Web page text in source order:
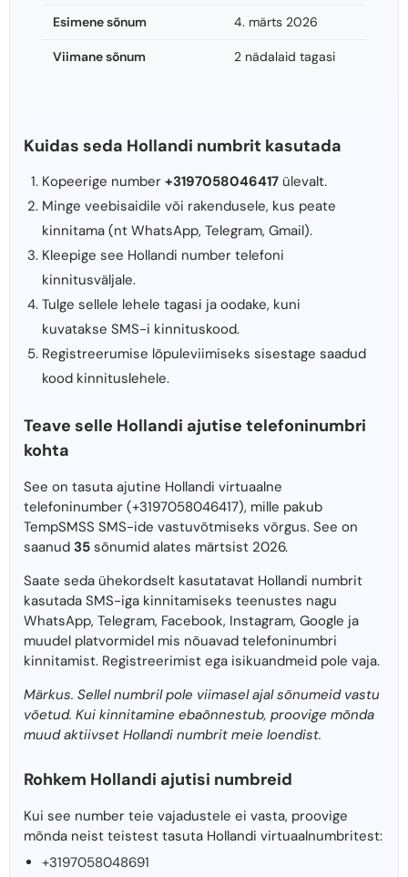
Esimene sõnum 4. märts 2026
Viimane sõnum 2 nädalaid tagasi
Kuidas seda Hollandi numbrit kasutada
Kopeerige number +3197058046417 ülevalt.
Minge veebisaidile või rakendusele, kus peate
kinnitama (nt WhatsApp, Telegram, Gmail).
Kleepige see Hollandi number telefoni
kinnitusväljale.
Tulge sellele lehele tagasi ja oodake, kuni
kuvatakse SMS-i kinnituskood.
Registreerumise lõpuleviimiseks sisestage saadud
kood kinnituslehele.
Teave selle Hollandi ajutise telefoninumbri
kohta
See on tasuta ajutine Hollandi virtuaalne
telefoninumber (+3197058046417), mille pakub
TempSMSS SMS-ide vastuvõtmiseks võrgus. See on
saanud 35 sõnumid alates märtsist 2026.
Saate seda ühekordselt kasutatavat Hollandi numbrit
kasutada SMS-iga kinnitamiseks teenustes nagu
WhatsApp, Telegram, Facebook, Instagram, Google ja
muudel platvormidel mis nõuavad telefoninumbri
kinnitamist. Registreerimist ega isikuandmeid pole vaja.
Märkus. Sellel numbril pole viimasel ajal sõnumeid vastu
võetud. Kui kinnitamine ebaõnnestub, proovige mõnda
muud aktiivset Hollandi numbrit meie loendist.
Rohkem Hollandi ajutisi numbreid
Kui see number teie vajadustele ei vasta, proovige
mõnda neist teistest tasuta Hollandi virtuaalnumbritest:
+3197058048691